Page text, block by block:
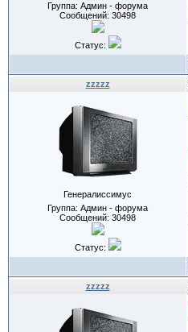
Группа: Админ - форума
Сообщений: 30498
Статус:
zzzzz
Генералиссимус
Группа: Админ - форума
Сообщений: 30498
Статус:
zzzzz